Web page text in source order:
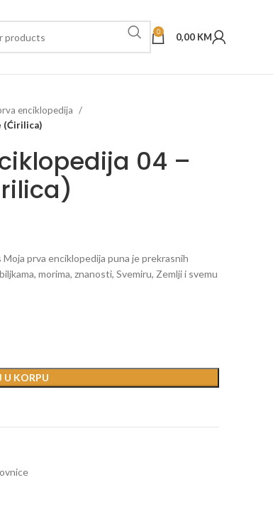
0 0,00 KM
enciklopedija
(Ćirilica)
04 –
prva enciklopedija puna je prekrasnih
morima, znanosti, Svemiru, Zemlji i svemu
U KORPU